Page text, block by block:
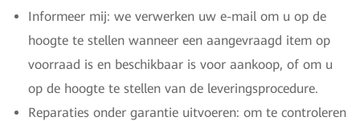
Informeer mij: we verwerken uw e-mail om u op de
hoogte te stellen wanneer een aangevraagd item op
voorraad is en beschikbaar is voor aankoop, of om u
op de hoogte te stellen van de leveringsprocedure.
Reparaties onder garantie uitvoeren: om te controleren